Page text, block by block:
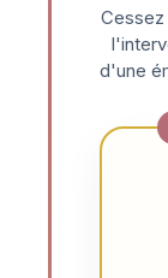
Cessez
d'une